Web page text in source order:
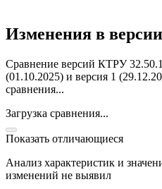
Изменения в
Сравнение версий КТРУ
(01.10.2025) и версия 1
сравнения...
Загрузка сравнения...
Показать отличающиеся
Анализ характеристик и
изменений не выявил